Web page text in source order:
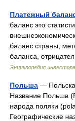
Платежный
баланс это
баланс страны,
баланса,
Энциклопедия инвестора
Польша —
Название Польша
народа поляки
Географические